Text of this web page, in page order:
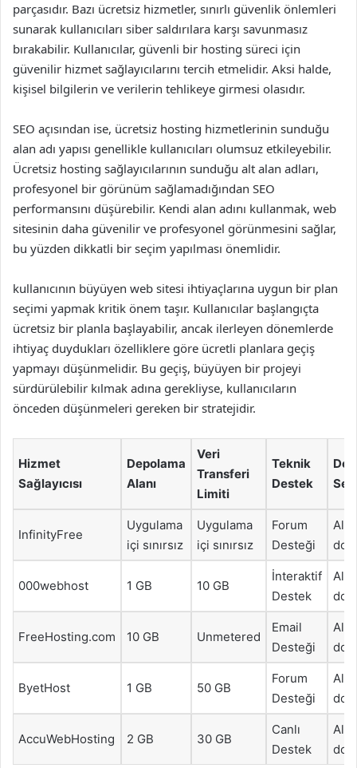
parçasıdır. Bazı ücretsiz hizmetler, sınırlı güvenlik önlemleri
sunarak kullanıcıları siber saldırılara karşı savunmasız
bırakabilir. Kullanıcılar, güvenli bir hosting süreci için
güvenilir hizmet sağlayıcılarını tercih etmelidir. Aksi halde,
kişisel bilgilerin ve verilerin tehlikeye girmesi olasıdır.
SEO açısından ise, ücretsiz hosting hizmetlerinin sunduğu
alan adı yapısı genellikle kullanıcıları olumsuz etkileyebilir.
Ücretsiz hosting sağlayıcılarının sunduğu alt alan adları,
profesyonel bir görünüm sağlamadığından SEO
performansını düşürebilir. Kendi alan adını kullanmak, web
sitesinin daha güvenilir ve profesyonel görünmesini sağlar,
bu yüzden dikkatli bir seçim yapılması önemlidir.
kullanıcının büyüyen web sitesi ihtiyaçlarına uygun bir plan
seçimi yapmak kritik önem taşır. Kullanıcılar başlangıçta
ücretsiz bir planla başlayabilir, ancak ilerleyen dönemlerde
ihtiyaç duydukları özelliklere göre ücretli planlara geçiş
yapmayı düşünmelidir. Bu geçiş, büyüyen bir projeyi
sürdürülebilir kılmak adına gerekliyse, kullanıcıların
önceden düşünmeleri gereken bir stratejidir.
Hizmet
Sağlayıcısı
Depolama
Alanı
Veri
Transferi
Limiti
Teknik
Destek
InfinityFree
Uygulama
içi sınırsız
Uygulama
içi sınırsız
Forum
Desteği
Alt
000webhost 1 GB 10 GB
İnteraktif
Destek
Alt
FreeHosting.com 10 GB Unmetered
Email
Desteği
Alt
ByetHost 1 GB 50 GB
Forum
Desteği
Alt
AccuWebHosting 2 GB 30 GB
Canlı
Destek
Alt